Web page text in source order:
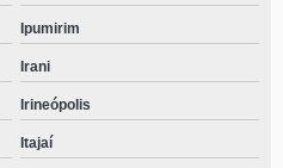
Ipumirim
Irani
Irineópolis
Itajaí